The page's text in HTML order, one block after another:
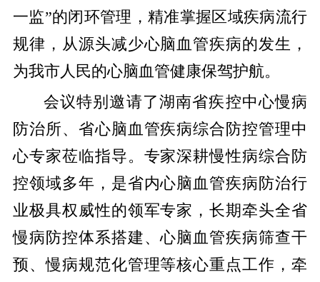
一监”的闭环管理，精准掌握区域疾病流行
规律，从源头减少心脑血管疾病的发生，
为我市人民的心脑血管健康保驾护航。
会议特别邀请了湖南省疾控中心慢病
防治所、省心脑血管疾病综合防控管理中
心专家莅临指导。专家深耕慢性病综合防
控领域多年，是省内心脑血管疾病防治行
业极具权威性的领军专家，长期牵头全省
慢病防控体系搭建、心脑血管疾病筛查干
预、慢病规范化管理等核心重点工作，牵